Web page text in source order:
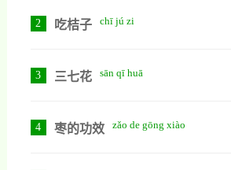
2 吃桔子 chī jú zi
3 三七花 sān qī huā
4 枣的功效 zǎo de gōng xiào